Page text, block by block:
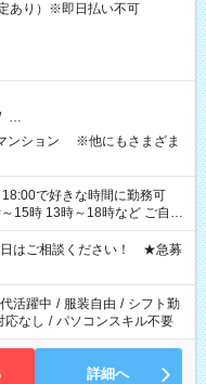
あり）※即日払い不可
…
ンション ※他にもさまざま
で好きな時間に勤務可
15時 13時～18時など ご自身
相談ください！ ★家庭の都合
も遠慮なくご相談くださ
日はご相談ください！ ★急募
活躍中 / 服装自由 / シフト勤
応なし / パソコンスキル不要
詳細へ